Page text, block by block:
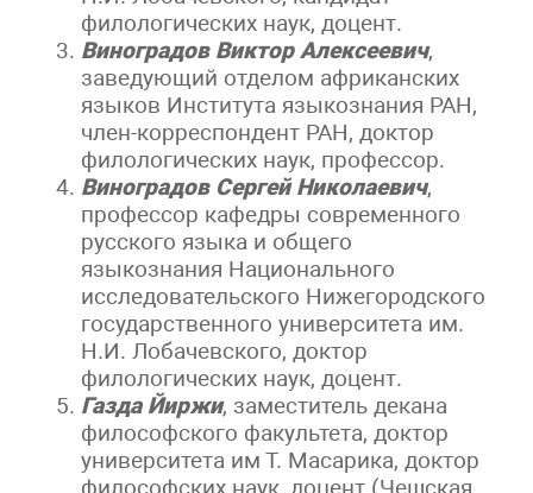
филологических наук, доцент.
Виноградов Виктор Алексеевич,
заведующий отделом африканских
языков Института языкознания РАН,
член-корреспондент РАН, доктор
филологических наук, профессор.
Виноградов Сергей Николаевич,
профессор кафедры современного
русского языка и общего
языкознания Национального
исследовательского Нижегородского
государственного университета им.
Н.И. Лобачевского, доктор
филологических наук, доцент.
Газда Йиржи, заместитель декана
философского факультета, доктор
университета им Т. Масарика, доктор
философских наук, доцент (Чешская